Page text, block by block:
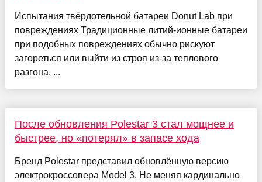
Испытания твёрдотельной батареи Donut Lab при
повреждениях Традиционные литий-ионные батареи
при подобных повреждениях обычно рискуют
загореться или выйти из строя из-за теплового
разгона. ...
После обновления Polestar 3 стал мощнее и
быстрее, но «потерял» в запасе хода
Бренд Polestar представил обновлённую версию
электрокроссовера Model 3. Не меняя кардинально